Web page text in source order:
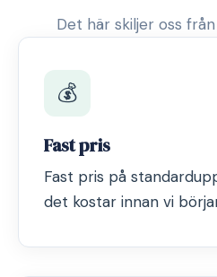
Det här skiljer oss
💰
Fast pris
Fast pris på
det kostar innan vi